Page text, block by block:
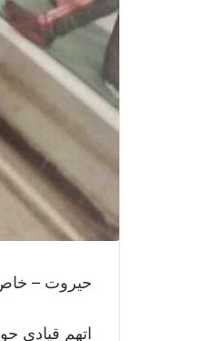
حيروت –
اتهم قيادي